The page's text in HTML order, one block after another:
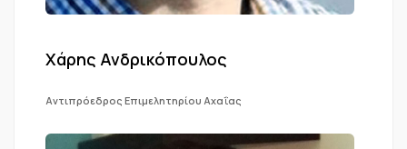
Χάρης Ανδρικόπουλος
Αντιπρόεδρος Επιμελητηρίου Αχαΐας